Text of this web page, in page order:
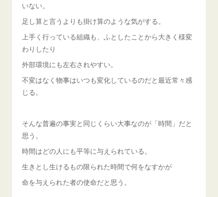
いない。
足し算と言うよりも掛け算のような気がする。
上手く行っている組織も、ふとしたことから大きく様変
わりしたり
外部環境にも左右されやすい。
不変はなく物事はいつも変化しているのだと最近常々感
じる。
そんな普遍の事実と同じくらい大事なのが「時間」だと
思う。
時間はどの人にも平等に与えられている。
生きとし生けるもの限られた時間で何をなすかが
命を与えられた者の使命だと思う。